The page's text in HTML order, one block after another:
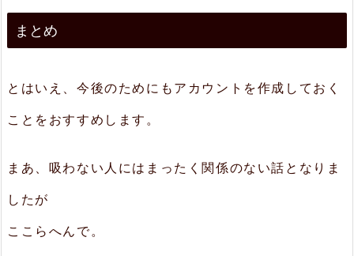
まとめ
とはいえ、今後のためにもアカウントを作成しておく
ことをおすすめします。
まあ、吸わない人にはまったく関係のない話となりま
したが
ここらへんで。